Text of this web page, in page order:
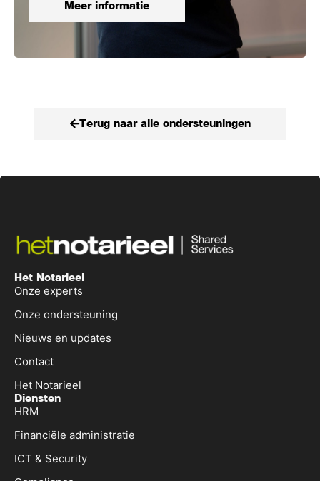
Meer informatie
Terug naar alle ondersteuningen
Het Notarieel
Onze experts
Onze ondersteuning
Nieuws en updates
Contact
Het Notarieel
Diensten
HRM
Financiële administratie
ICT & Security